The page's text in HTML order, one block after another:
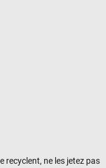
recyclent, ne les jetez pas